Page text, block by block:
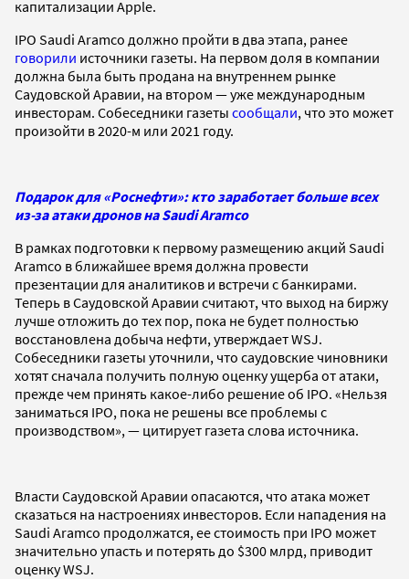
капитализации Apple.
IPO Saudi Aramco должно пройти в два этапа, ранее
говорили источники газеты. На первом доля в компании
должна была быть продана на внутреннем рынке
Саудовской Аравии, на втором — уже международным
инвесторам. Собеседники газеты сообщали, что это может
произойти в 2020-м или 2021 году.
Подарок для «Роснефти»: кто заработает больше всех
из-за атаки дронов на Saudi Aramco
В рамках подготовки к первому размещению акций Saudi
Aramco в ближайшее время должна провести
презентации для аналитиков и встречи с банкирами.
Теперь в Саудовской Аравии считают, что выход на биржу
лучше отложить до тех пор, пока не будет полностью
восстановлена добыча нефти, утверждает WSJ.
Собеседники газеты уточнили, что саудовские чиновники
хотят сначала получить полную оценку ущерба от атаки,
прежде чем принять какое-либо решение об IPO. «Нельзя
заниматься IPO, пока не решены все проблемы с
производством», — цитирует газета слова источника.
Власти Саудовской Аравии опасаются, что атака может
сказаться на настроениях инвесторов. Если нападения на
Saudi Aramco продолжатся, ее стоимость при IPO может
значительно упасть и потерять до $300 млрд, приводит
оценку WSJ.